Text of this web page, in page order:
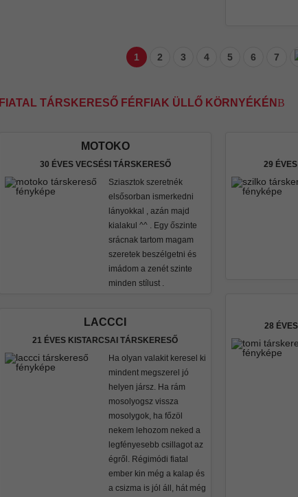
1 2 3 4 5 6 7
FIATAL TÁRSKERESŐ FÉRFIAK ÜLLŐ KÖRNYÉKÉN
MOTOKO
30 ÉVES VECSÉSI TÁRSKERESŐ
Sziasztok szeretnék
elsősorban ismerkedni
lányokkal , azán majd
kialakul ^^ . Egy őszinte
srácnak tartom magam
szeretek beszélgetni és
imádom a zenét szinte
minden stílust .
LACCCI
21 ÉVES KISTARCSAI TÁRSKERESŐ
Ha olyan valakit keresel ki
mindent megszerel jó
helyen jársz. Ha rám
mosolyogsz vissza
mosolygok, ha főzöl
nekem lehozom neked a
legfényesebb csillagot az
égről. Régimódi fiatal
ember kin még a kalap és
a csizma is jól áll, hát még
29
28